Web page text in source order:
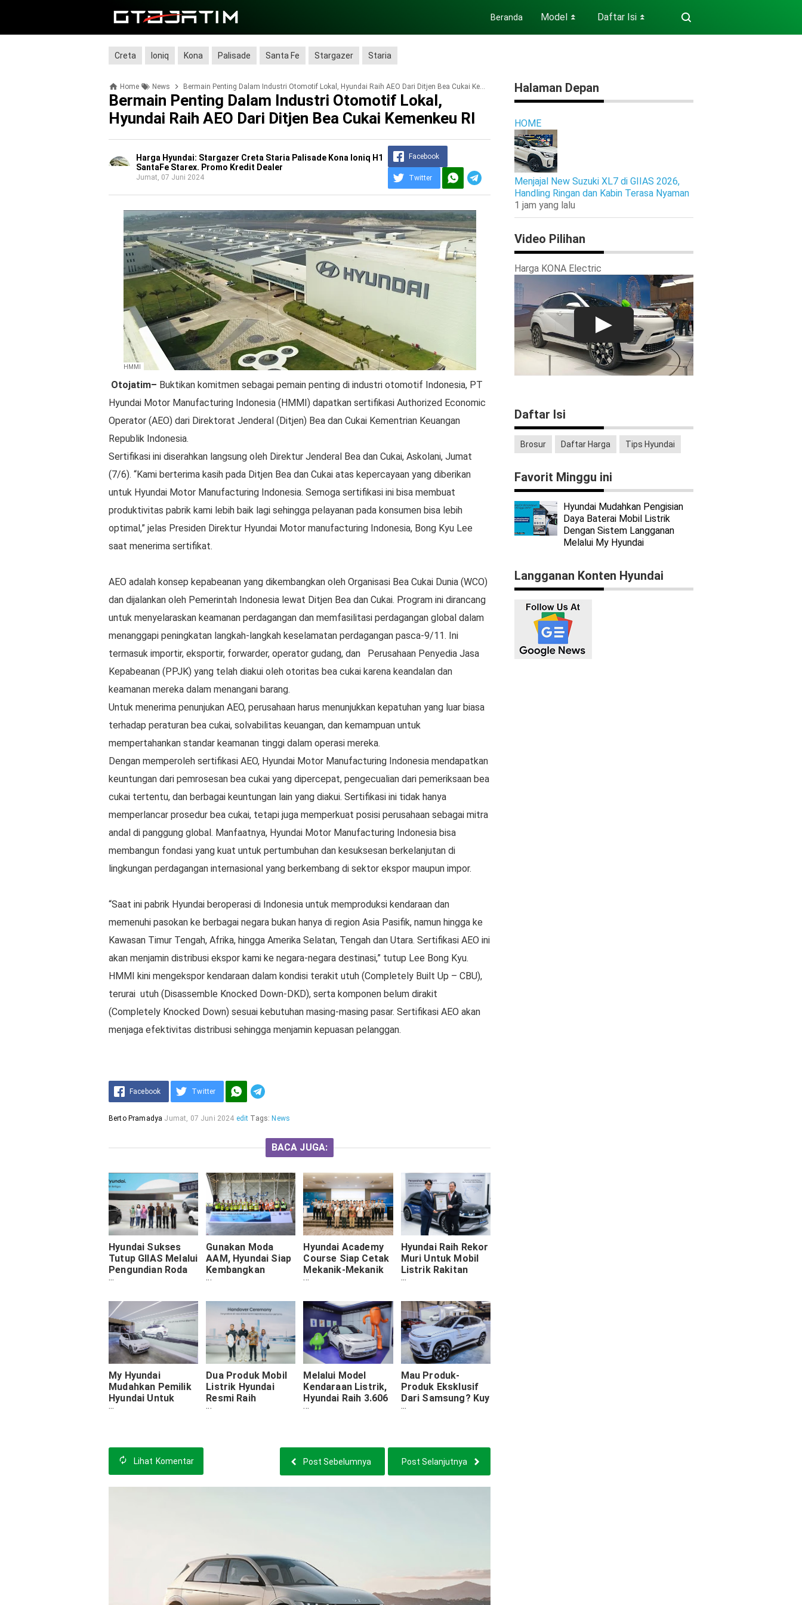
Beranda Model ⏬ Daftar Isi ⏬
Creta Ioniq Kona Palisade Santa Fe Stargazer Staria
Home News Bermain Penting Dalam Industri Otomotif Lokal, Hyundai Raih AEO Dari Ditjen Bea Cukai Kemenkeu RI
Bermain Penting Dalam Industri Otomotif Lokal,
Hyundai Raih AEO Dari Ditjen Bea Cukai Kemenkeu RI
Harga Hyundai: Stargazer Creta Staria Palisade Kona Ioniq H1
SantaFe Starex. Promo Kredit Dealer
Jumat, 07 Juni 2024
Facebook
Twitter
HMMI
Otojatim– Buktikan komitmen sebagai pemain penting di industri otomotif Indonesia, PT
Hyundai Motor Manufacturing Indonesia (HMMI) dapatkan sertifikasi Authorized Economic
Operator (AEO) dari Direktorat Jenderal (Ditjen) Bea dan Cukai Kementrian Keuangan
Republik Indonesia.
Sertifikasi ini diserahkan langsung oleh Direktur Jenderal Bea dan Cukai, Askolani, Jumat
(7/6). “Kami berterima kasih pada Ditjen Bea dan Cukai atas kepercayaan yang diberikan
untuk Hyundai Motor Manufacturing Indonesia. Semoga sertifikasi ini bisa membuat
produktivitas pabrik kami lebih baik lagi sehingga pelayanan pada konsumen bisa lebih
optimal,” jelas Presiden Direktur Hyundai Motor manufacturing Indonesia, Bong Kyu Lee
saat menerima sertifikat.
AEO adalah konsep kepabeanan yang dikembangkan oleh Organisasi Bea Cukai Dunia (WCO)
dan dijalankan oleh Pemerintah Indonesia lewat Ditjen Bea dan Cukai. Program ini dirancang
untuk menyelaraskan keamanan perdagangan dan memfasilitasi perdagangan global dalam
menanggapi peningkatan langkah-langkah keselamatan perdagangan pasca-9/11. Ini
termasuk importir, eksportir, forwarder, operator gudang, dan Perusahaan Penyedia Jasa
Kepabeanan (PPJK) yang telah diakui oleh otoritas bea cukai karena keandalan dan
keamanan mereka dalam menangani barang.
Untuk menerima penunjukan AEO, perusahaan harus menunjukkan kepatuhan yang luar biasa
terhadap peraturan bea cukai, solvabilitas keuangan, dan kemampuan untuk
mempertahankan standar keamanan tinggi dalam operasi mereka.
Dengan memperoleh sertifikasi AEO, Hyundai Motor Manufacturing Indonesia mendapatkan
keuntungan dari pemrosesan bea cukai yang dipercepat, pengecualian dari pemeriksaan bea
cukai tertentu, dan berbagai keuntungan lain yang diakui. Sertifikasi ini tidak hanya
memperlancar prosedur bea cukai, tetapi juga memperkuat posisi perusahaan sebagai mitra
andal di panggung global. Manfaatnya, Hyundai Motor Manufacturing Indonesia bisa
membangun fondasi yang kuat untuk pertumbuhan dan kesuksesan berkelanjutan di
lingkungan perdagangan internasional yang berkembang di sektor ekspor maupun impor.
“Saat ini pabrik Hyundai beroperasi di Indonesia untuk memproduksi kendaraan dan
memenuhi pasokan ke berbagai negara bukan hanya di region Asia Pasifik, namun hingga ke
Kawasan Timur Tengah, Afrika, hingga Amerika Selatan, Tengah dan Utara. Sertifikasi AEO ini
akan menjamin distribusi ekspor kami ke negara-negara destinasi,” tutup Lee Bong Kyu.
HMMI kini mengekspor kendaraan dalam kondisi terakit utuh (Completely Built Up – CBU),
terurai utuh (Disassemble Knocked Down-DKD), serta komponen belum dirakit
(Completely Knocked Down) sesuai kebutuhan masing-masing pasar. Sertifikasi AEO akan
menjaga efektivitas distribusi sehingga menjamin kepuasan pelanggan.
Facebook Twitter
Berto Pramadya Jumat, 07 Juni 2024 edit Tags: News
BACA JUGA:
Hyundai Sukses
Tutup GIIAS Melalui
Pengundian Roda
Keberuntungan
Gunakan Moda
AAM, Hyundai Siap
Kembangkan
Transportasi
Kalimantan Timur
Hyundai Academy
Course Siap Cetak
Mekanik-Mekanik
Andal Guna
Listrik
Hyundai Raih Rekor
Muri Untuk Mobil
Listrik Rakitan
Yang Menempuh
Antar Negara
Tanpa Masalah
My Hyundai
Mudahkan Pemilik
Hyundai Untuk
Merawat Dan
Dua Produk Mobil
Listrik Hyundai
Resmi Raih
Penjualan Positif
Melalui Model
Kendaraan Listrik,
Hyundai Raih 3.606
SPK Selama GIIAS
Mau Produk-
Produk Eksklusif
Dari Samsung? Kuy
Kunjungi Booth
Lihat Komentar Post Selanjutnya
Post Sebelumnya
Halaman Depan
HOME
Menjajal New Suzuki XL7 di GIIAS 2026,
Handling Ringan dan Kabin Terasa Nyaman
1 jam yang lalu
Video Pilihan
Harga KONA Electric
Daftar Isi
Brosur Daftar Harga Tips Hyundai
Favorit Minggu ini
Hyundai Mudahkan Pengisian
Daya Baterai Mobil Listrik
Dengan Sistem Langganan
Melalui My Hyundai
Langganan Konten Hyundai